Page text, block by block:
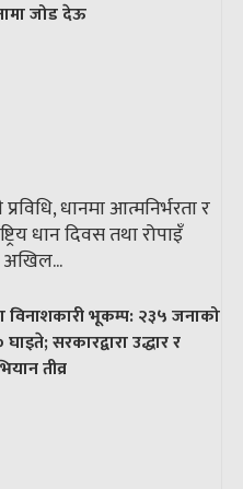
जोड देऊ
धानमा आत्मनिर्भरता र
धान दिवस तथा रोपाइँ
अखिल...
भूकम्प: २३५ जनाको
सरकारद्वारा उद्धार र
तीव्र